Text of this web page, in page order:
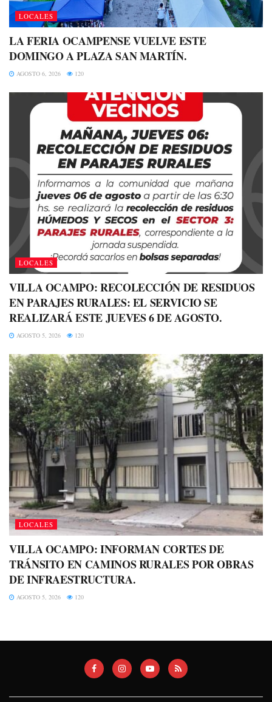
LOCALES
LA FERIA OCAMPENSE VUELVE ESTE
DOMINGO A PLAZA SAN MARTÍN.
AGOSTO 6, 2026 120
LOCALES
VILLA OCAMPO: RECOLECCIÓN DE RESIDUOS
EN PARAJES RURALES: EL SERVICIO SE
REALIZARÁ ESTE JUEVES 6 DE AGOSTO.
AGOSTO 5, 2026 120
LOCALES
VILLA OCAMPO: INFORMAN CORTES DE
TRÁNSITO EN CAMINOS RURALES POR OBRAS
DE INFRAESTRUCTURA.
AGOSTO 5, 2026 120